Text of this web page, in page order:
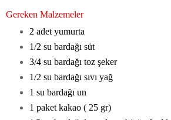
Gereken Malzemeler
2 adet yumurta
1/2 su bardağı süt
3/4 su bardağı toz şeker
1/2 su bardağı sıvı yağ
1 su bardağı un
1 paket kakao ( 25 gr)